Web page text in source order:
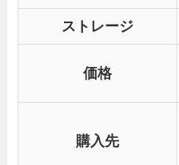
ストレージ
価格
購入先